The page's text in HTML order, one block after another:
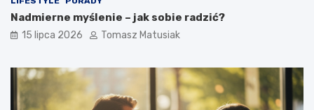
Nadmierne myślenie – jak sobie radzić?
15 lipca 2026 Tomasz Matusiak